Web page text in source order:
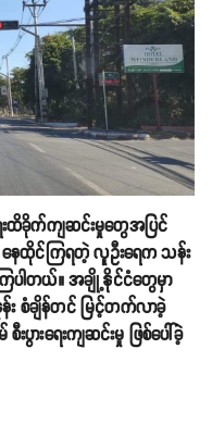
းထိခိုက်ကျဆင်းမှုတွေအပြင်
နေထိုင်ကြရတဲ့ လူဦးရေက သန်း
ြပါတယ်။ အချို့နိုင်ငံတွေမှာ
စံချိန်တင် မြင့်တက်လာခဲ့
ားရေးကျဆင်းမှု ဖြစ်ပေါ်ခဲ့